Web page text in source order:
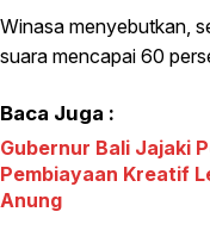
Winasa menyebutkan,
suara mencapai 60
Baca Juga :
Gubernur Bali Jajaki
Pembiayaan Kreatif
Anung